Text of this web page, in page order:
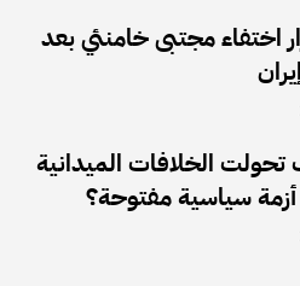
اختفاء مجتبى خامنئي بعد
الخلافات الميدانية
أزمة سياسية مفتوحة؟